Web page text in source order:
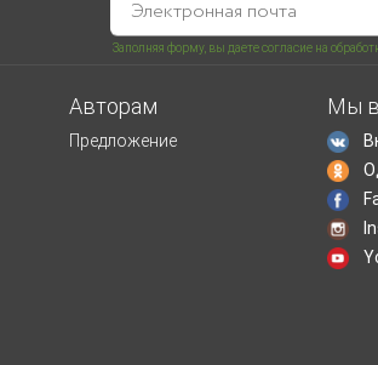
Заполняя форму, вы даете согласие на
Авторам
Предложение
Мы в